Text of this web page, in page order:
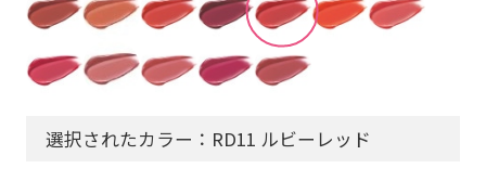
選択されたカラー：RD11 ルビーレッド